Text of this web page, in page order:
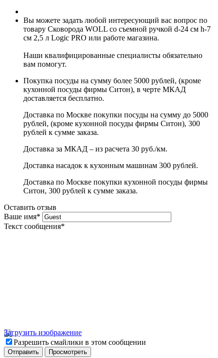
Вы можете задать любой интересующий вас вопрос по
товару Сковорода WOLL со съемной ручкой d-24 см h-7
см 2,5 л Logic PRO или работе магазина.
Наши квалифицированные специалисты обязательно
вам помогут.
Покупка посуды на сумму более 5000 рублей, (кроме
кухонной посуды фирмы Ситон), в черте МКАД
доставляется бесплатно.
Доставка по Москве покупки посуды на сумму до 5000
рублей, (кроме кухонной посуды фирмы Ситон), 300
рублей к сумме заказа.
Доставка за МКАД – из расчета 30 руб./км.
Доставка насадок к кухонным машинам 300 рублей.
Доставка по Москве покупки кухонной посуды фирмы
Ситон, 300 рублей к сумме заказа.
Оставить отзыв
Ваше имя*
Текст сообщения*
Загрузить изображение
Разрешить смайлики в этом сообщении